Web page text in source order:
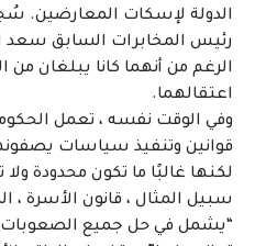
الدولة لإسكات المعارضين.
رئيس المخابرات السابق سعد
اعتقالهما.
وفي الوقت نفسه ، تعمل
قوانين وتنفيذ سياسات
لكنها غالبًا ما تكون محدودة
سبيل المثال ، قانون الأسرة ،
“يشمل في حل جميع الصعوبات